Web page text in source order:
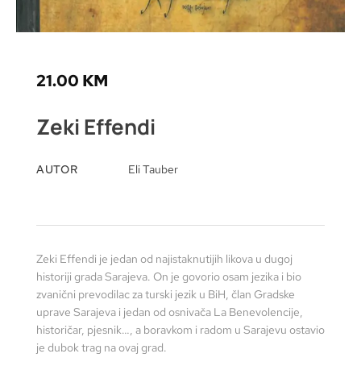
21.00 KM
Zeki Effendi
AUTOR Eli Tauber
Zeki Effendi je jedan od najistaknutijih likova u dugoj
historiji grada Sarajeva. On je govorio osam jezika i bio
zvanični prevodilac za turski jezik u BiH, član Gradske
uprave Sarajeva i jedan od osnivača La Benevolencije,
historičar, pjesnik…, a boravkom i radom u Sarajevu ostavio
je dubok trag na ovaj grad.